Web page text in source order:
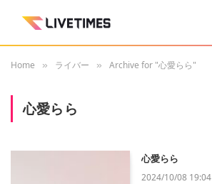
Home » ライバー » Archive for "心愛らら"
心愛らら
心愛らら
2024/10/08 19:04